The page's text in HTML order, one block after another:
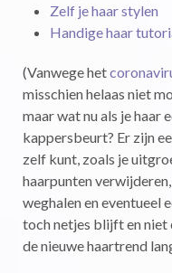
Zelf je haar stylen
Handige haar
(Vanwege het
misschien helaas niet
maar wat nu als je haar
kappersbeurt? Er zijn
zelf kunt, zoals je
haarpunten
weghalen en eventueel
toch netjes blijft en niet
de nieuwe haartrend